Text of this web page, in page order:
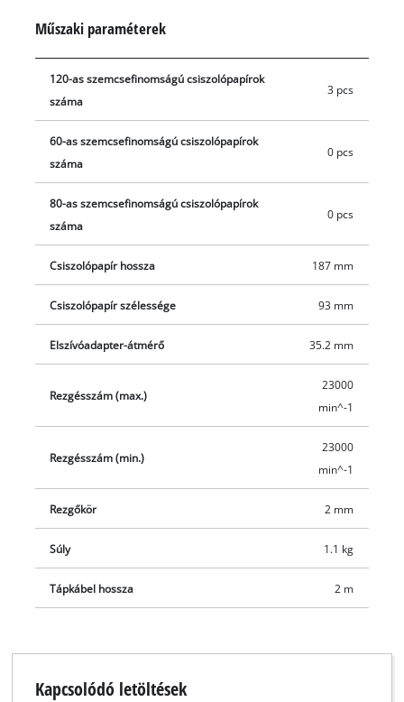
munkaterületről. A gyári három darab csiszolópapírt
tartalmaz, így kicsomagolás után akár azonnal meg is kezdheti
a munkát a készülékkel.
Műszaki paraméterek
120-as szemcsefinomságú csiszolópapírok
száma
3 pcs
60-as szemcsefinomságú csiszolópapírok
száma
0 pcs
80-as szemcsefinomságú csiszolópapírok
száma
0 pcs
Csiszolópapír hossza 187 mm
Csiszolópapír szélessége 93 mm
Elszívóadapter-átmérő 35.2 mm
Rezgésszám (max.)
23000
min^-1
Rezgésszám (min.)
23000
min^-1
Rezgőkör 2 mm
Súly 1.1 kg
Tápkábel hossza 2 m
Kapcsolódó letöltések